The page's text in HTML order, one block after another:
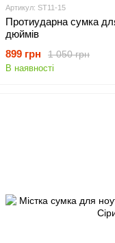
Артикул: ST11-15
Протиударна сумка
дюймів
1 050 грн
899 грн
В наявності